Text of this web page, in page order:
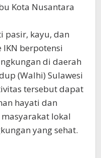
Kota Nusantara
pasir, kayu, dan
berpotensi
di daerah
(Walhi) Sulawesi
tersebut dapat
hayati dan
lokal
yang sehat.